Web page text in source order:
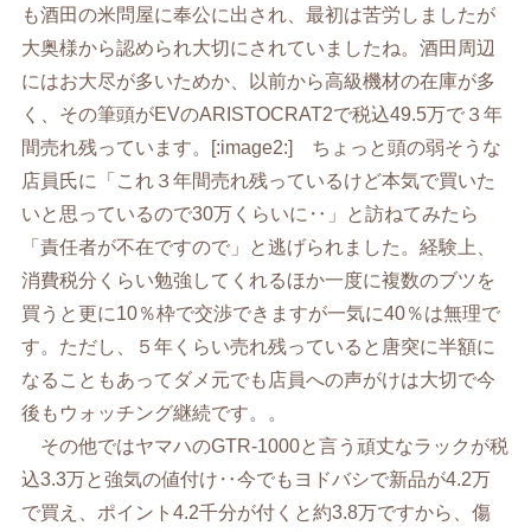
も酒田の米問屋に奉公に出され、最初は苦労しましたが
大奥様から認められ大切にされていましたね。酒田周辺
にはお大尽が多いためか、以前から高級機材の在庫が多
く、その筆頭がEVのARISTOCRAT2で税込49.5万で３年
間売れ残っています。[:image2:] ちょっと頭の弱そうな
店員氏に「これ３年間売れ残っているけど本気で買いた
いと思っているので30万くらいに‥」と訪ねてみたら
「責任者が不在ですので」と逃げられました。経験上、
消費税分くらい勉強してくれるほか一度に複数のブツを
買うと更に10％枠で交渉できますが一気に40％は無理で
す。ただし、５年くらい売れ残っていると唐突に半額に
なることもあってダメ元でも店員への声がけは大切で今
後もウォッチング継続です。。
その他ではヤマハのGTR-1000と言う頑丈なラックが税
込3.3万と強気の値付け‥今でもヨドバシで新品が4.2万
で買え、ポイント4.2千分が付くと約3.8万ですから、傷